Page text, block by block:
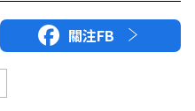
關注FB